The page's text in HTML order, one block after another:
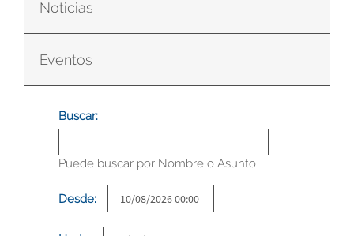
Noticias
Eventos
Buscar:
Puede buscar por Nombre o Asunto
Desde: